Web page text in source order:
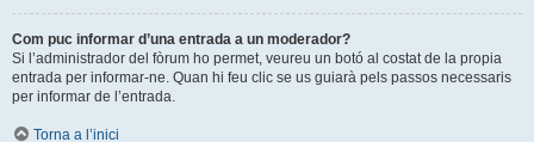
Com puc informar d’una entrada a un moderador?
Si l’administrador del fòrum ho permet, veureu un botó al costat de la propia
entrada per informar-ne. Quan hi feu clic se us guiarà pels passos necessaris
per informar de l’entrada.
Torna a l’inici